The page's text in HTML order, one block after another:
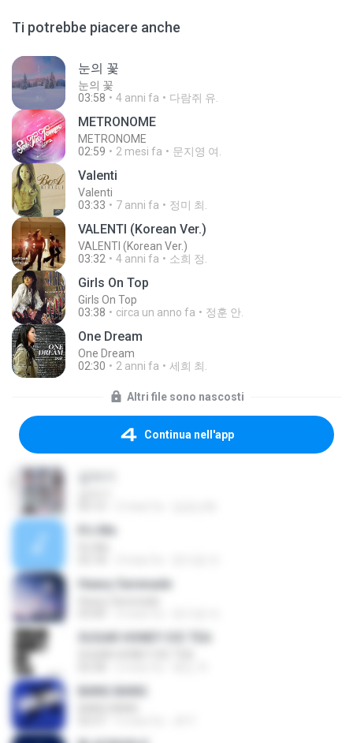
Ti potrebbe piacere anche
눈의 꽃
눈의 꽃
03:58
4 anni fa 다람쥐 유.
METRONOME
METRONOME
02:59
2 mesi fa 문지영 여.
Valenti
Valenti
03:33
7 anni fa 정미 최.
VALENTI (Korean Ver.)
VALENTI (Korean Ver.)
03:32
4 anni fa 소희 정.
Girls On Top
Girls On Top
03:38
circa un anno fa 정훈 안.
One Dream
One Dream
02:30
2 anni fa 세희 최.
Altri file sono nascosti
Continua nell'app
It′s Me
Heavy Serenade
SUGAR HONEY ICE TEA
BANG BANG